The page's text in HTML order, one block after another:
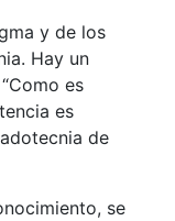
y de los
Hay un
es
es
de
se